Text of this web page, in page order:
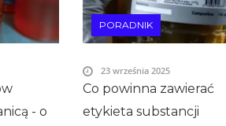
- o
PORADNIK
Co powinna zawierać
etykieta substancji
23 września 2025